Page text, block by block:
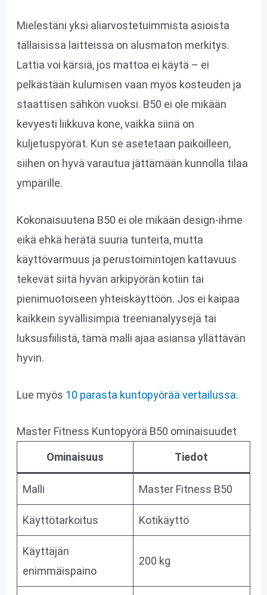
Mielestäni yksi aliarvostetuimmista asioista
tällaisissa laitteissa on alusmaton merkitys.
Lattia voi kärsiä, jos mattoa ei käytä – ei
pelkästään kulumisen vaan myös kosteuden ja
staattisen sähkön vuoksi. B50 ei ole mikään
kevyesti liikkuva kone, vaikka siinä on
kuljetuspyörät. Kun se asetetaan paikoilleen,
siihen on hyvä varautua jättämään kunnolla tilaa
ympärille.
Kokonaisuutena B50 ei ole mikään design-ihme
eikä ehkä herätä suuria tunteita, mutta
käyttövarmuus ja perustoimintojen kattavuus
tekevät siitä hyvän arkipyörän kotiin tai
pienimuotoiseen yhteiskäyttöön. Jos ei kaipaa
kaikkein syvällisimpiä treenianalyysejä tai
luksusfiilistä, tämä malli ajaa asiansa yllättävän
hyvin.
Lue myös 10 parasta kuntopyörää vertailussa.
Master Fitness Kuntopyörä B50 ominaisuudet
Ominaisuus Tiedot
Malli Master Fitness B50
Käyttötarkoitus Kotikäyttö
Käyttäjän
enimmäispaino
200 kg